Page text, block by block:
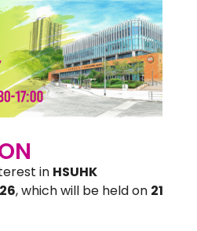
in HSUHK
, which will be held on 21